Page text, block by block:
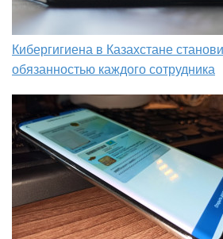
Кибергигиена в Казахстане
обязанностью каждого сотрудника